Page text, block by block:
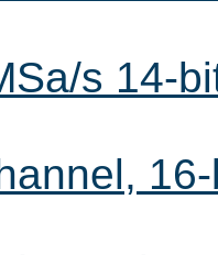
s 14-